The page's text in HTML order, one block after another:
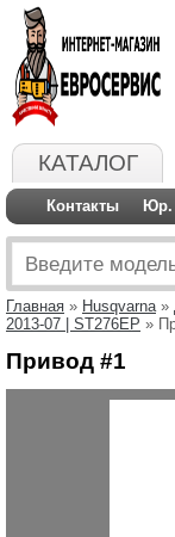
КАТАЛОГ
Контакты Юр.
Главная » Husqvarna»
2013-07 | ST276EP »
Привод #1